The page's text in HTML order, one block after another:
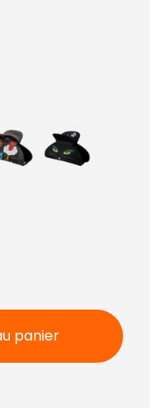
panier